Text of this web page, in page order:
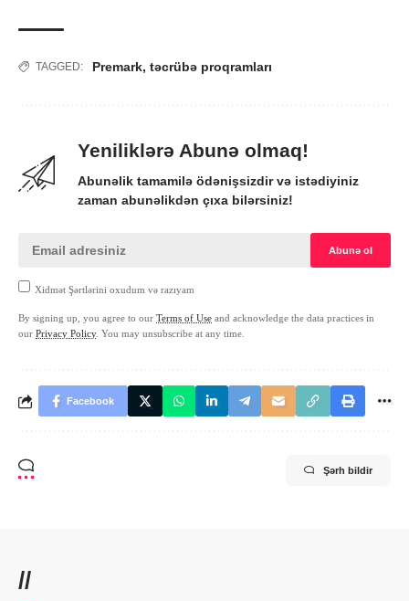
TAGGED: Premark, təcrübə proqramları
Yeniliklərə Abunə olmaq!
Abunəlik tamamilə ödənişsizdir və istədiyiniz
zaman abunəlikdən çıxa bilərsiniz!
Xidmət Şərtlərini oxudum və razıyam
By signing up, you agree to our Terms of Use and acknowledge the data practices in
our Privacy Policy. You may unsubscribe at any time.
Facebook
Şərh bildir
//